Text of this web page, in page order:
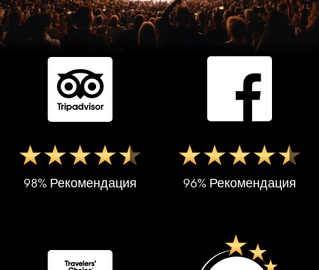
98% Рекомендация 96% Рекомендация